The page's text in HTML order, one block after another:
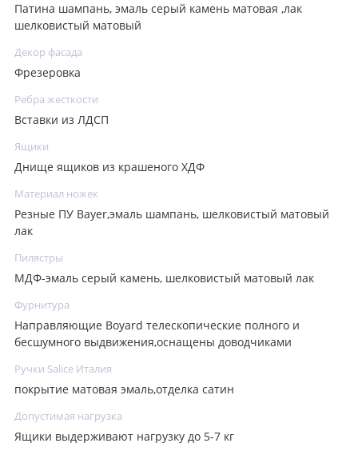
Патина шампань, эмаль серый камень матовая ,лак
шелковистый матовый
Декор фасада
Фрезеровка
Ребра жесткости
Вставки из ЛДСП
Ящики
Днище ящиков из крашеного ХДФ
Материал ножек
Резные ПУ Bayer,эмаль шампань, шелковистый матовый
лак
Пилястры
МДФ-эмаль серый камень, шелковистый матовый лак
Фурнитура
Направляющие Boyard телескопические полного и
бесшумного выдвижения,оснащены доводчиками
Ручки Salice Италия
покрытие матовая эмаль,отделка сатин
Допустимая нагрузка
Ящики выдерживают нагрузку до 5-7 кг